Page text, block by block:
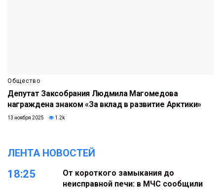
Общество
Депутат Заксобрания Людмила Магомедова
награждена знаком «За вклад в развитие Арктики»
13 ноября 2025 1.2k
ЛЕНТА НОВОСТЕЙ
18:25
От короткого замыкания до
неисправной печи: в МЧС сообщили